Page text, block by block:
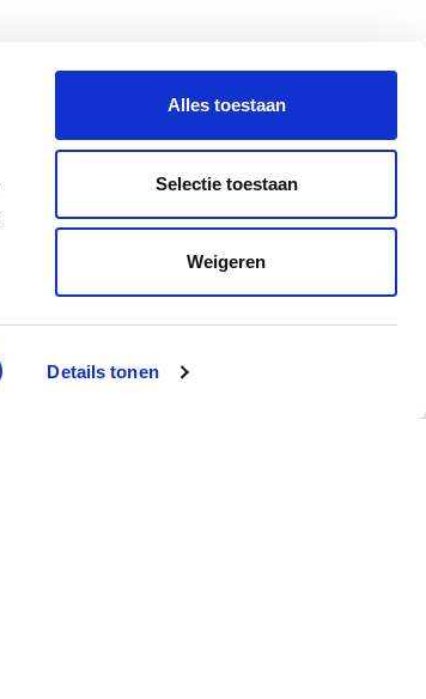
Details tonen
Alles toestaan
Selectie toestaan
Weigeren